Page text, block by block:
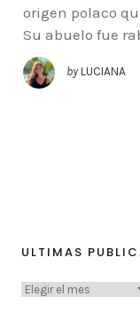
origen polaco
Su abuelo fue
by LUCIANA
ULTIMAS